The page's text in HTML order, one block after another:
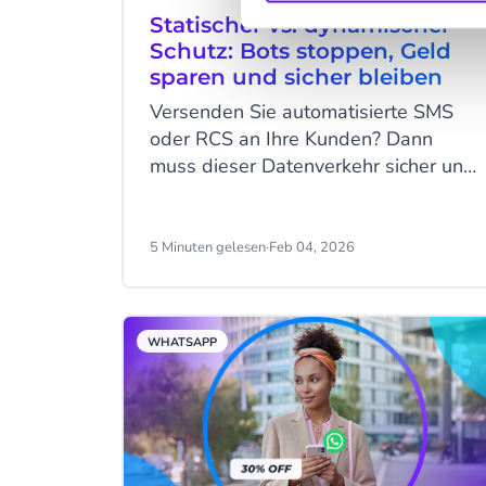
Kontrolle darüber zu behalten, was
sie tut, warum sie es tut und
innerhalb welcher Grenzen sie
agieren darf.
Statischer vs. dynamischer
Schutz: Bots stoppen, Geld
sparen und sicher bleiben
Versenden Sie automatisierte SMS
oder RCS an Ihre Kunden? Dann
muss dieser Datenverkehr sicher und
Sie gefälschten Datenverkehr
Sie nicht für Nachrichten bezahlen,
die nicht echt sind. Wir haben genau
das Richtige für Sie: statischen und
dynamischen Schutz.
5 Minuten gelesen·Feb 04, 2026
WHATSAPP